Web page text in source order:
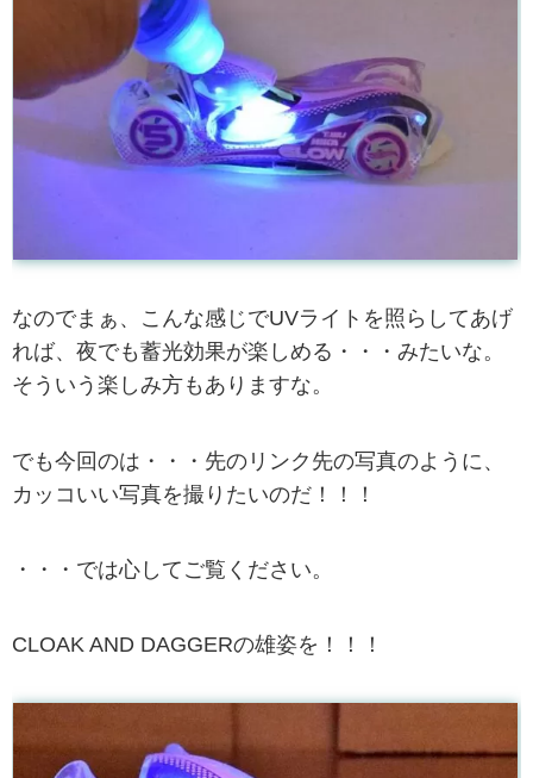
なのでまぁ、こんな感じでUVライトを照らしてあげ
れば、夜でも蓄光効果が楽しめる・・・みたいな。
そういう楽しみ方もありますな。
でも今回のは・・・先のリンク先の写真のように、
カッコいい写真を撮りたいのだ！！！
・・・では心してご覧ください。
CLOAK AND DAGGERの雄姿を！！！